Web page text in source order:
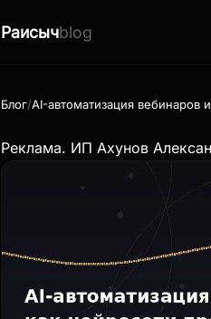
Раисычblog
Блог AI-автоматизация вебинаров
Реклама. ИП Ахунов